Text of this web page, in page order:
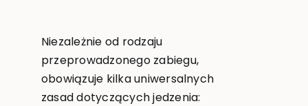
Niezależnie od rodzaju
przeprowadzonego zabiegu,
obowiązuje kilka uniwersalnych
zasad dotyczących jedzenia: